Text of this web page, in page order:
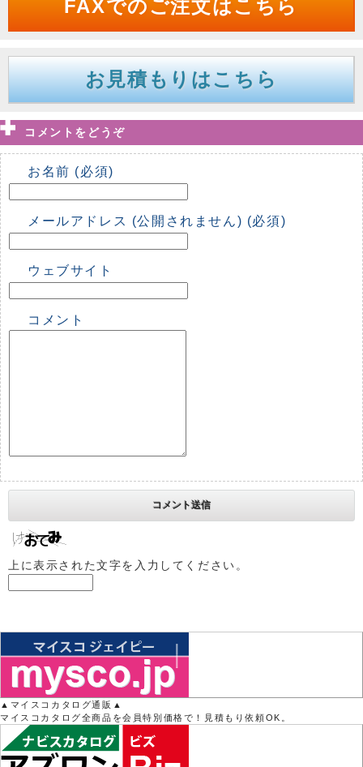
FAXでのご注文はこちら
お見積もりはこちら
コメントをどうぞ
お名前 (必須)
メールアドレス (公開されません) (必須)
ウェブサイト
コメント
上に表示された文字を入力してください。
▲マイスコカタログ通販▲
マイスコカタログ全商品を会員特別価格で！見積もり依頼OK。